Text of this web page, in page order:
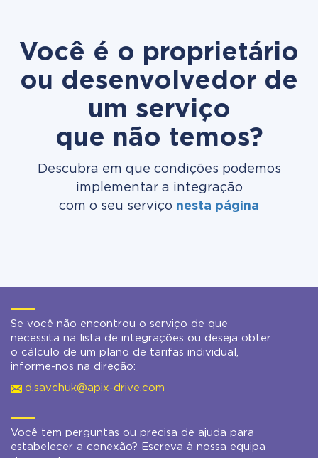
Você é o proprietário
ou desenvolvedor de
um serviço
que não temos?
Descubra em que condições podemos
implementar a integração
com o seu serviço nesta página
Se você não encontrou o serviço de que
necessita na lista de integrações ou deseja obter
o cálculo de um plano de tarifas individual,
informe-nos na direção:
d.savchuk@apix-drive.com
Você tem perguntas ou precisa de ajuda para
estabelecer a conexão? Escreva à nossa equipa